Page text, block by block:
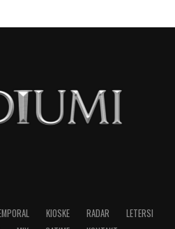
KIOSKE RADAR
LETERSI